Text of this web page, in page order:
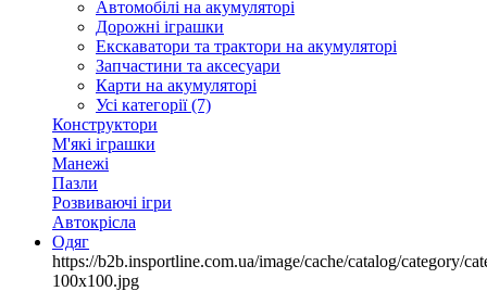
Автомобілі на акумуляторі
Дорожні іграшки
Екскаватори та трактори на акумуляторі
Запчастини та аксесуари
Карти на акумуляторі
Усі категорії (7)
Конструктори
М'які іграшки
Манежі
Пазли
Розвиваючі ігри
Автокрісла
Одяг
https://b2b.insportline.com.ua/image/cache/catalog/category/
100x100.jpg